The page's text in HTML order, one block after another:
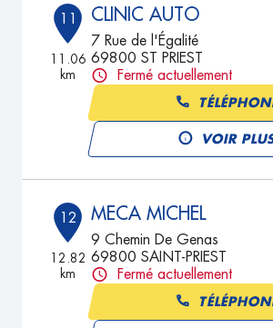
11
11.06
km
CLINIC AUTO
7 Rue de l'Égalité
69800 ST PRIEST
Fermé actuellement
VOIR
12
12.82
km
MECA MICHEL
9 Chemin De Genas
69800 SAINT-PRIEST
Fermé actuellement